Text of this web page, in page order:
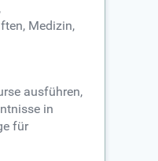
Medizin,
ausführen,
in
für